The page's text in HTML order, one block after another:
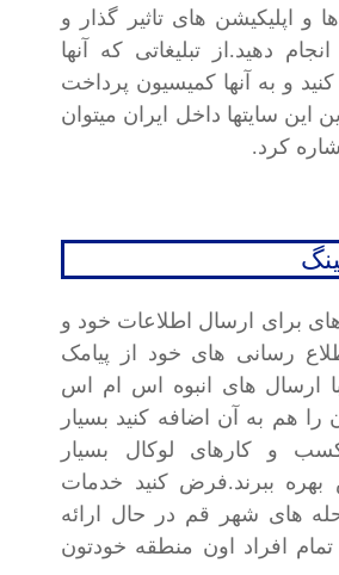
اپلیکیشن های تاثیر گذار و
دهید.از تبلیغاتی که آنها
کنید و به آنها کمیسیون پرداخت
این سایتها داخل ایران میتوان
کرد.
برای ارسال اطلاعات خود و
رسانی های خود از پیامک
ارسال های انبوه اس ام اس
را هم به آن اضافه کنید بسیار
و کارهای لوکال بسیار
بهره ببرند.فرض کنید خدمات
های شهر قم در حال ارائه
تمام افراد اون منطقه خودتون